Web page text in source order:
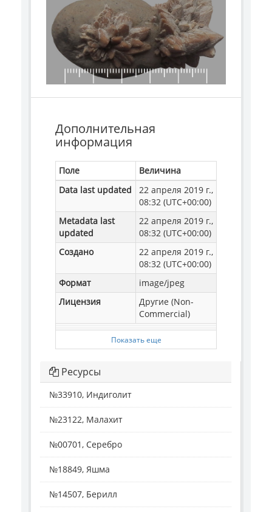
Дополнительная
информация
Поле
Величина
Data last updated
22 апреля 2019 г.,
08:32 (UTC+00:00)
Metadata last
updated
22 апреля 2019 г.,
08:32 (UTC+00:00)
Создано
22 апреля 2019 г.,
08:32 (UTC+00:00)
Формат
image/jpeg
Лицензия
Другие (Non-
Commercial)
Показать еще
Ресурсы
№33910, Индиголит
№23122, Малахит
№00701, Серебро
№18849, Яшма
№14507, Берилл